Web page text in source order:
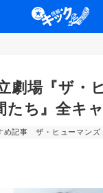
劇場『ザ・
たち』全キ
め記事 ザ・ヒューマンズ